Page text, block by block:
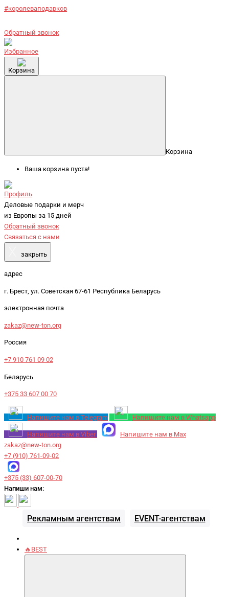
#королеваподарков
Обратный звонок
Избранное
Корзина
Корзина
Ваша корзина пуста!
Профиль
Деловые подарки и мерч
из Европы за 15 дней
Обратный звонок
Связаться с нами
закрыть
адрес
г. Брест, ул. Советская 67-61 Республика Беларусь
электронная почта
zakaz@new-ton.org
Россия
+7 910 761 09 02
Беларусь
+375 33 607 00 70
Напишите нам в Telegram Напишите нам в Whatsapp
Напишите нам в Viber
Напишите нам в Max
zakaz@new-ton.org
+7 (910) 761-09-02
+375 (33) 607-00-70
Напиши нам:
Рекламным агентствам EVENT-агентствам
🔥BEST